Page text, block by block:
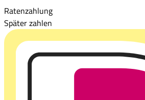
Ratenzahlung
Später zahlen